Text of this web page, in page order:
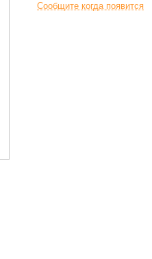
Сообщите когда появится